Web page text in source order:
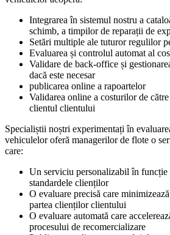
Integrarea în sistemul nostru a
schimb, a timpilor de reparații de
Setări multiple ale tuturor regulilor
Evaluarea și controlul automat al
Validare de back-office și
dacă este necesar
publicarea online a rapoartelor
Validarea online a costurilor de
clientul clientului
Specialiștii noștri experimentați în
vehiculelor oferă managerilor de flote o
care:
Un serviciu personalizabil în funcție
standardele clienților
O evaluare precisă care
partea clienților clientului
O evaluare automată care
procesului de recomercializare